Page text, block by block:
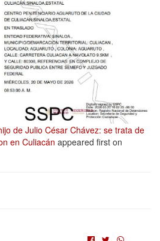
de Julio César Chávez: se trata de
en Culiacán appeared first on